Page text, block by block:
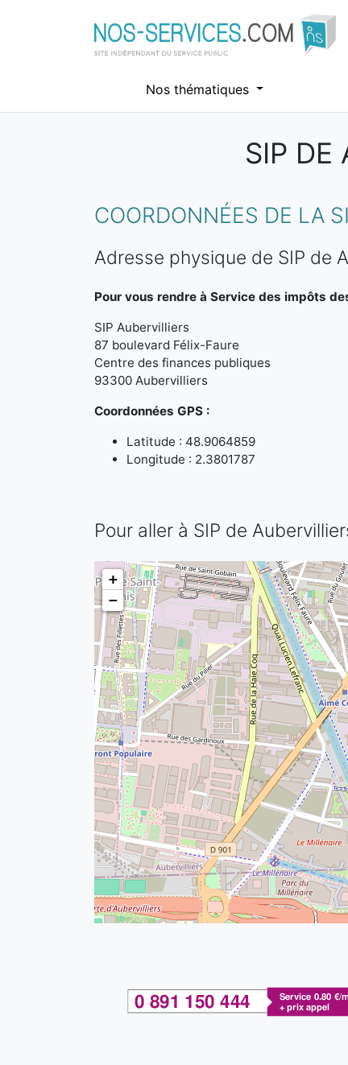
Nos thématiques
SIP DE
COORDONNÉES DE LA
Adresse physique de SIP de
Pour vous rendre à Service des impôts
SIP Aubervilliers
87 boulevard Félix-Faure
Centre des finances publiques
93300 Aubervilliers
Coordonnées GPS :
Latitude : 48.9064859
Longitude : 2.3801787
Pour aller à SIP de
+
−